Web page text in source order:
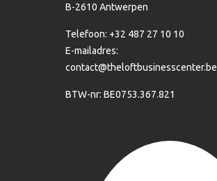
B-2610 Antwerpen
Telefoon: +32 487 27 10 10
E-mailadres:
contact@theloftbusinesscenter.be
BTW-nr: BE0753.367.821